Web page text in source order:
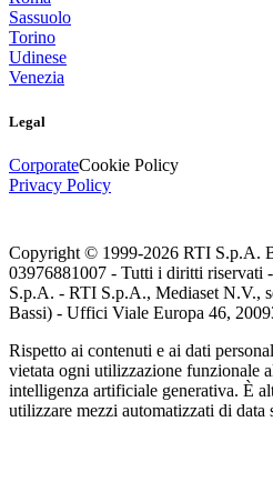
Sassuolo
Torino
Udinese
Venezia
Legal
CorporateCookie Policy
Privacy Policy
Copyright © 1999-2026 RTI S.p.A.
03976881007 - Tutti i diritti riservati
S.p.A. - RTI S.p.A., Mediaset N.V.,
Bassi) - Uffici Viale Europa 46,
Rispetto ai contenuti e ai dati
vietata ogni utilizzazione funzionale
intelligenza artificiale generativa. È
utilizzare mezzi automatizzati di data